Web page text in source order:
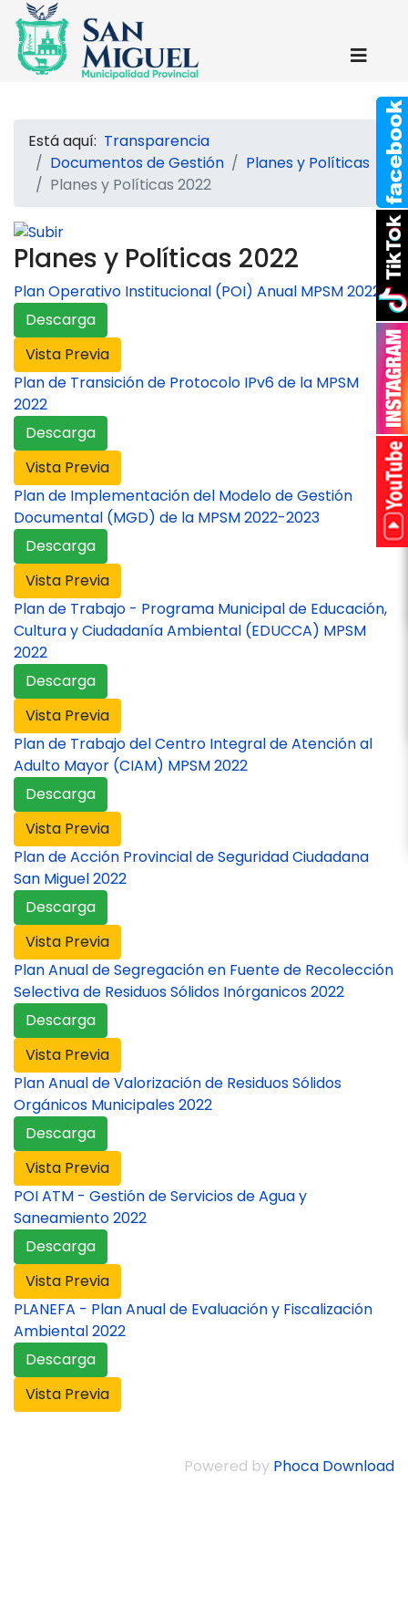
Está aquí: Transparencia
Documentos de Gestión
Planes y Políticas
Planes y Políticas 2022
Planes y Políticas 2022
Plan Operativo Institucional (POI) Anual MPSM 2022
Descarga
Vista Previa
Plan de Transición de Protocolo IPv6 de la MPSM
2022
Descarga
Vista Previa
Plan de Implementación del Modelo de Gestión
Documental (MGD) de la MPSM 2022-2023
Descarga
Vista Previa
Plan de Trabajo - Programa Municipal de Educación,
Cultura y Ciudadanía Ambiental (EDUCCA) MPSM
2022
Descarga
Vista Previa
Plan de Trabajo del Centro Integral de Atención al
Adulto Mayor (CIAM) MPSM 2022
Descarga
Vista Previa
Plan de Acción Provincial de Seguridad Ciudadana
San Miguel 2022
Descarga
Vista Previa
Plan Anual de Segregación en Fuente de Recolección
Selectiva de Residuos Sólidos Inórganicos 2022
Descarga
Vista Previa
Plan Anual de Valorización de Residuos Sólidos
Orgánicos Municipales 2022
Descarga
Vista Previa
POI ATM - Gestión de Servicios de Agua y
Saneamiento 2022
Descarga
Vista Previa
PLANEFA - Plan Anual de Evaluación y Fiscalización
Ambiental 2022
Descarga
Vista Previa
Powered by Phoca Download